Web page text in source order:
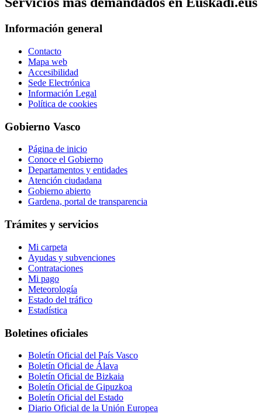
Información general
Contacto
Mapa web
Accesibilidad
Sede Electrónica
Información Legal
Política de cookies
Gobierno Vasco
Página de inicio
Conoce el Gobierno
Departamentos y entidades
Atención ciudadana
Gobierno abierto
Gardena, portal de transparencia
Trámites y servicios
Mi carpeta
Ayudas y subvenciones
Contrataciones
Mi pago
Meteorología
Estado del tráfico
Estadística
Boletines oficiales
Boletín Oficial del País Vasco
Boletín Oficial de Álava
Boletín Oficial de Bizkaia
Boletín Oficial de Gipuzkoa
Boletín Oficial del Estado
Diario Oficial de la Unión Europea